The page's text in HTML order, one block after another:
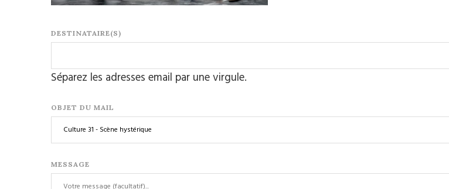
DESTINATAIRE(S)
Séparez les adresses email par une virgule.
OBJET DU MAIL
MESSAGE